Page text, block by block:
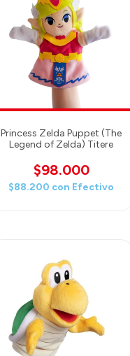
Princess Zelda Puppet (The
Legend of Zelda) Titere
$98.000
$88.200 con Efectivo